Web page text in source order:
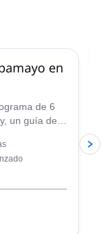
en
de 6
un guía de